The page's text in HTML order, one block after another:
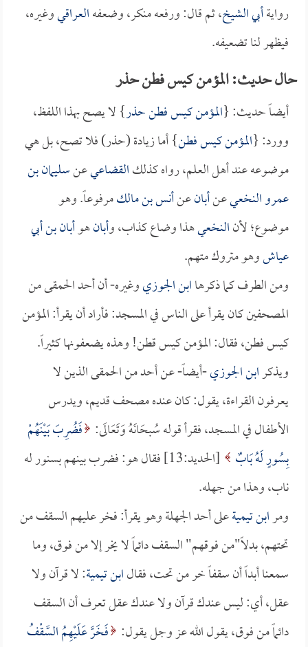
روايةأبي الشيخ، ثم قال: ورفعه منكر، وضعفهالعراقيوغيره،
فيظهر لنا تضعيفه.
حال حديث: المؤمن كيس فطن حذر
أيضاً حديث: {المؤمن كيس فطن حذر} لا يصح بهذا اللفظ،
وورد: {المؤمن كيس فطن} أما زيادة (حذر) فلا تصح، بل هي
موضوعه عند أهل العلم، رواه كذلكالقضاعيعنسليمان بن
عمرو النخعيعنأبانعنأنس بن مالكمرفوعاً. وهو
موضوع؛ لأنالنخعيهذا وضاع كذاب، وأبانهوأبان بن أبي
عياشوهو متروك متهم.
ومن الطرف كما ذكرهاابن الجوزيوغيره- أن أحد الحمقى من
المصحفين كان يقرأ على الناس في المسجد: فأراد أن يقرأ: المؤمن
كيس فطن، فقال: المؤمن كيس قطن! وهذه يضعفونها كثيراً.
ويذكرابن الجوزي-أيضاً- عن أحد من الحمقى الذين لا
يعرفون القراءة، يقول: كان عنده مصحف قديم، ويدرس
الأطفال في المسجد، فقرأ قوله سُبحَانَهُ وَتَعَالَى: فَضُرِبَ بَيْنَهُمْ
بِسُورٍ لَهُ بَابٌ
[الحديد:13] فقال هو: فضرب بينهم بسنور له
ناب، وهذا من جهله.
ومرابن تيميةعلى أحد الجهلة وهو يقرأ: فخر عليهم السقف من
تحتهم، بدلاً"من فوقهم" السقف دائماً لا يخر إلا من فوق، وما
سمعنا أبداً أن سقفاً خر من تحت، فقالابن تيمية: لا قرآن ولا
عقل، أي: ليس عندك قرآن ولا عندك عقل تعرف أن السقف
دائماً من فوق، يقول الله عز وجل يقول: فَخَرَّ عَلَيْهِمُ السَّقْفُ